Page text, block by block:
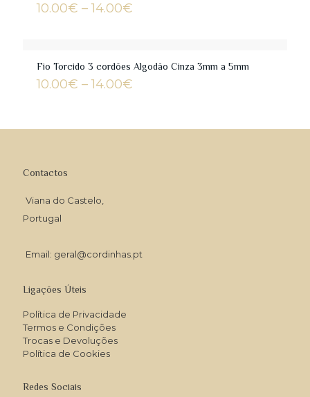
10.00€ – 14.00€
14.00€
Fio Torcido 3 cordões Algodão Cinza 3mm a 5mm
10.00€ – 14.00€
Contactos
Viana do Castelo,
Portugal
Email: geral@cordinhas.pt
Ligações Úteis
Política de Privacidade
Termos e Condições
Trocas e Devoluções
Política de Cookies
Redes Sociais